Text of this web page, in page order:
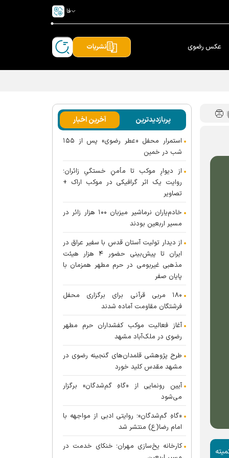
فا
عکس رضوی نشریات
پربازدیدترین آخرین اخبار
استمرار محفل «عطر رضوی» پس از ۱۵۵
شب در خمین
از دیوارِ موکب تا مأمنِ خستگیِ زائران؛
روایت یک اثر گرافیکی در موکب اراک +
تصاویر
خادم‌یاران نرماشیر میزبان ۱۰۰ هزار زائر در
مسیر اربعین بودند
از دیدار تولیت آستان قدس با سفیر عراق در
ایران تا پیش‌بینی حضور ۴ هزار هیئت
مذهبی غیربومی در حرم مطهر همزمان با
پایان صفر
۱۸۰ مربی قرآنی برای برگزاری محفل
فرشتگان مقاومت آماده شدند
آغاز فعالیت موکب کفشداران حرم مطهر
رضوی در ملک‌آباد مشهد
طرح پژوهشی قلمدان‌های گنجینه رضوی در
مشهد مقدس کلید خورد
آیین رونمایی از «گاهِ گم‌شدگان» برگزار
می‌شود
«گاهِ گم‌شدگان»؛ روایتی ادبی از مواجهه با
امام رضا(ع) منتشر شد
کارخانه یخ‌سازی مهران؛ خنکای خدمت در